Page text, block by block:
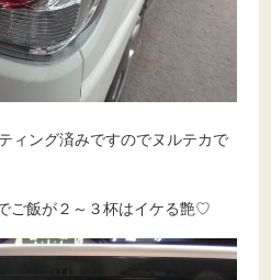
ィング済みですのでヌルテカで
ご飯が２～３杯はイケる艶♡